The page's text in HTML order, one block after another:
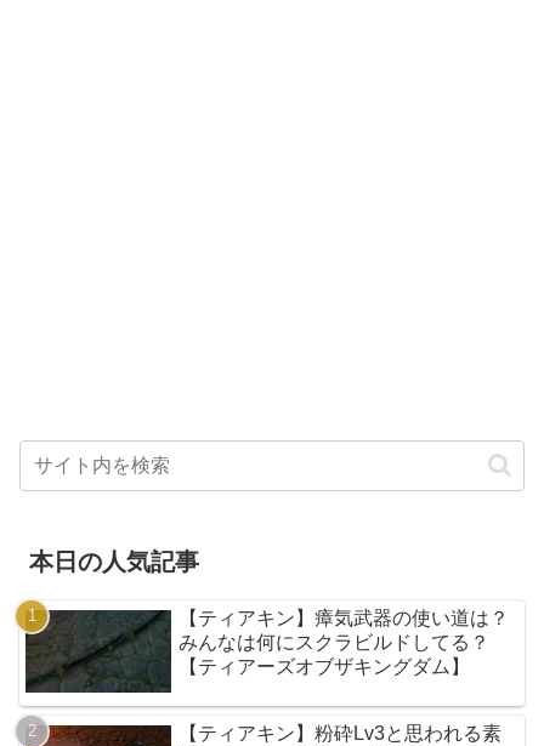
本日の人気記事
【ティアキン】瘴気武器の使い道は？
みんなは何にスクラビルドしてる？
【ティアーズオブザキングダム】
【ティアキン】粉砕Lv3と思われる素